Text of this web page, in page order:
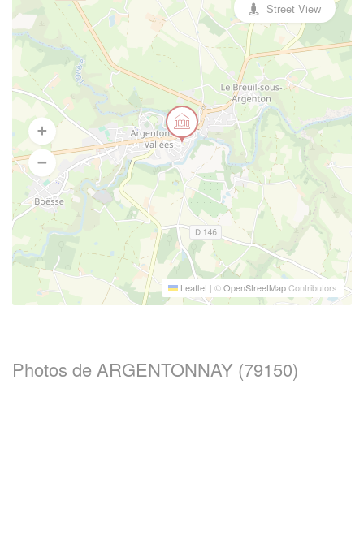
Leaflet | ©OpenStreetMapContributors
Street View
Photos de ARGENTONNAY (79150)